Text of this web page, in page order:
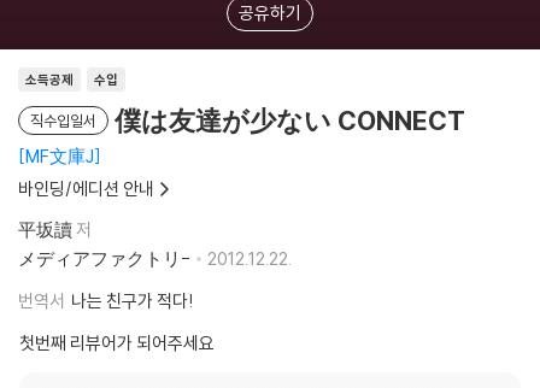
공유하기
소득공제 수입
직수입일서 僕は友達が少ない CONNECT
MF文庫J
바인딩/에디션 안내
平坂讀저
メディアファクトリ-
2012.12.22.
번역서 나는 친구가 적다!
첫번째 리뷰어가 되어주세요